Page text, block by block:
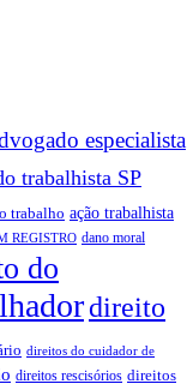
especialista
trabalhista SP
trabalho ação trabalhista
REGISTRO dano moral
do
direito
direitos do cuidador de
direitos rescisórios direitos